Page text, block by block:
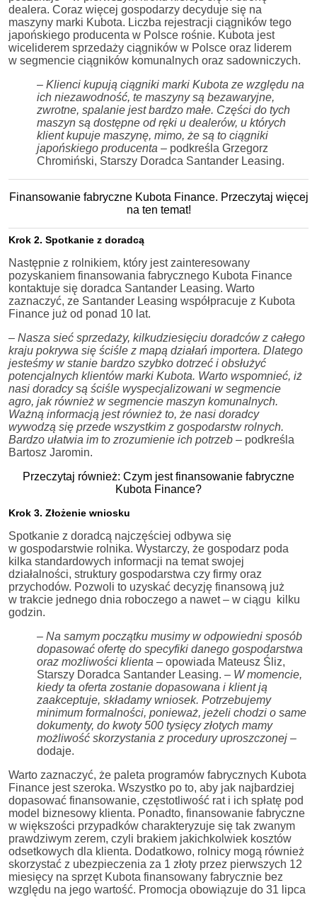
dealera. Coraz więcej gospodarzy decyduje się na
maszyny marki Kubota. Liczba rejestracji ciągników tego
japońskiego producenta w Polsce rośnie. Kubota jest
wiceliderem sprzedaży ciągników w Polsce oraz liderem
w segmencie ciągników komunalnych oraz sadowniczych.
– Klienci kupują ciągniki marki Kubota ze względu na
ich niezawodność, te maszyny są bezawaryjne,
zwrotne, spalanie jest bardzo małe. Części do tych
maszyn są dostępne od ręki u dealerów, u których
klient kupuje maszynę, mimo, że są to ciągniki
japońskiego producenta – podkreśla Grzegorz
Chromiński, Starszy Doradca Santander Leasing.
Finansowanie fabryczne Kubota Finance. Przeczytaj więcej
na ten temat!
Krok 2. Spotkanie z doradcą
Następnie z rolnikiem, który jest zainteresowany
pozyskaniem finansowania fabrycznego Kubota Finance
kontaktuje się doradca Santander Leasing. Warto
zaznaczyć, ze Santander Leasing współpracuje z Kubota
Finance już od ponad 10 lat.
– Nasza sieć sprzedaży, kilkudziesięciu doradców z całego
kraju pokrywa się ściśle z mapą działań importera. Dlatego
jesteśmy w stanie bardzo szybko dotrzeć i obsłużyć
potencjalnych klientów marki Kubota. Warto wspomnieć, iż
nasi doradcy są ściśle wyspecjalizowani w segmencie
agro, jak również w segmencie maszyn komunalnych.
Ważną informacją jest również to, że nasi doradcy
wywodzą się przede wszystkim z gospodarstw rolnych.
Bardzo ułatwia im to zrozumienie ich potrzeb – podkreśla
Bartosz Jaromin.
Przeczytaj również: Czym jest finansowanie fabryczne
Kubota Finance?
Krok 3. Złożenie wniosku
Spotkanie z doradcą najczęściej odbywa się
w gospodarstwie rolnika. Wystarczy, że gospodarz poda
kilka standardowych informacji na temat swojej
działalności, struktury gospodarstwa czy firmy oraz
przychodów. Pozwoli to uzyskać decyzję finansową już
w trakcie jednego dnia roboczego a nawet – w ciągu kilku
godzin.
– Na samym początku musimy w odpowiedni sposób
dopasować ofertę do specyfiki danego gospodarstwa
oraz możliwości klienta – opowiada Mateusz Śliz,
Starszy Doradca Santander Leasing. – W momencie,
kiedy ta oferta zostanie dopasowana i klient ją
zaakceptuje, składamy wniosek. Potrzebujemy
minimum formalności, ponieważ, jeżeli chodzi o same
dokumenty, do kwoty 500 tysięcy złotych mamy
możliwość skorzystania z procedury uproszczonej –
dodaje.
Warto zaznaczyć, że paleta programów fabrycznych Kubota
Finance jest szeroka. Wszystko po to, aby jak najbardziej
dopasować finansowanie, częstotliwość rat i ich spłatę pod
model biznesowy klienta. Ponadto, finansowanie fabryczne
w większości przypadków charakteryzuje się tak zwanym
prawdziwym zerem, czyli brakiem jakichkolwiek kosztów
odsetkowych dla klienta. Dodatkowo, rolnicy mogą również
skorzystać z ubezpieczenia za 1 złoty przez pierwszych 12
miesięcy na sprzęt Kubota finansowany fabrycznie bez
względu na jego wartość. Promocja obowiązuje do 31 lipca